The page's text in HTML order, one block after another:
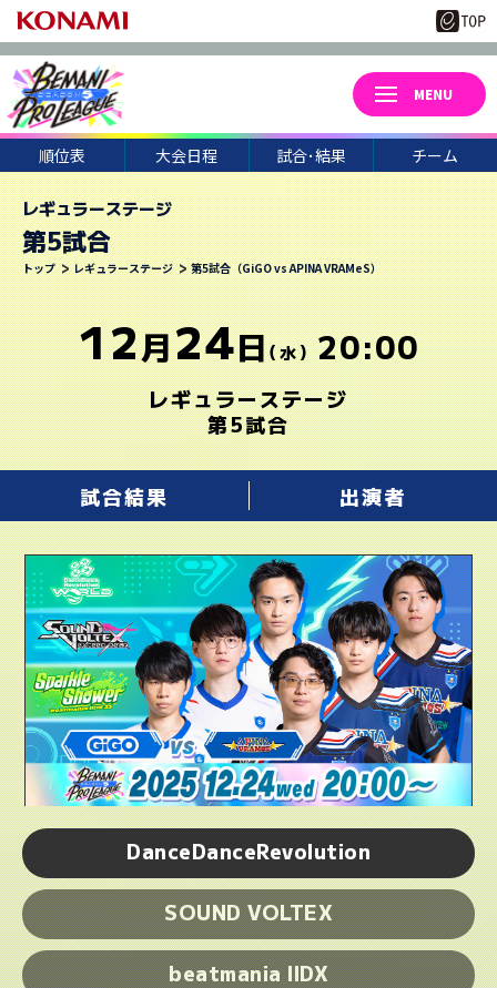
順位表 大会日程 試合･結果
3月22日(日)
チーム
UCCHIE
WELLOW
HAKU0
NAGACH
CORI-
NIKE.
46*
TEMIKO
CHARM
KUREI
TAKA.S
HINO38
CHEPY.
IGW.
LOOT
KKM*
UTSUHO
PAYA
INARI
U*TAKA
CYBERX
LEO
DON*
DINASO
G*
NUCHIO
レギュラーステージ
第5試合
トップ レギュラーステージ 第5試合（GiGO vs APINA VRAMeS）
12月24日（水）20:00
レギュラーステージ
第5試合
試合結果 出演者
DanceDanceRevolution
SOUND VOLTEX
beatmania IIDX